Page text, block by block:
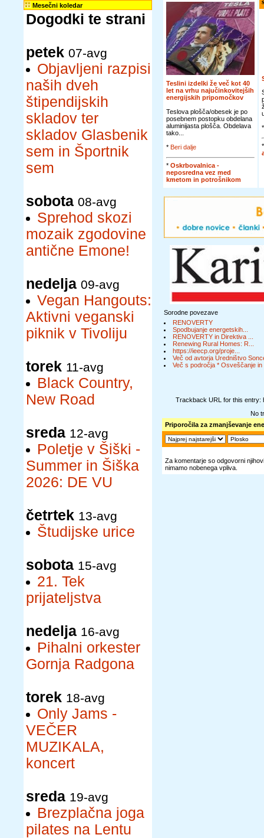
Mesečni koledar
Dogodki te strani
petek 07-avg
Objavljeni razpisi
naših dveh
štipendijskih
skladov ter
skladov Glasbenik
sem in Športnik
sem
sobota 08-avg
Sprehod skozi
mozaik zgodovine
antične Emone!
nedelja 09-avg
Vegan Hangouts:
Aktivni veganski
piknik v Tivoliju
torek 11-avg
Black Country,
New Road
sreda 12-avg
Poletje v Šiški -
Summer in Šiška
2026: DE VU
četrtek 13-avg
Študijske urice
sobota 15-avg
21. Tek
prijateljstva
nedelja 16-avg
Pihalni orkester
Gornja Radgona
torek 18-avg
Only Jams -
VEČER
MUZIKALA,
koncert
sreda 19-avg
Brezplačna joga
pilates na Lentu
Teslini izdelki že več kot 40
let na vrhu najučinkovitejših
energijskih pripomočkov
Teslova plošča/obesek je po
posebnem postopku obdelana
aluminijasta plošča. Obdelava
tako...
* Beri dalje
* Oskrbovalnica -
neposredna vez med
kmetom in potrošnikom
Sorodne povezave
RENOVERTY
Spodbujanje energetskih...
RENOVERTY in Direktiva ...
Renewing Rural Homes: R...
https://ieecp.org/proje...
Več od avtorja Uredništvo
Več s področja * Osveščanje in
Trackback URL for this entry:
No
Priporočila za zmanjševanje
Za komentarje so odgovorni
nimamo nobenega vpliva.